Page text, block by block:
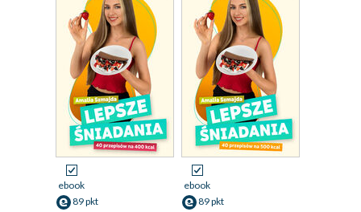
ebook
89 pkt
ebook
89 pkt